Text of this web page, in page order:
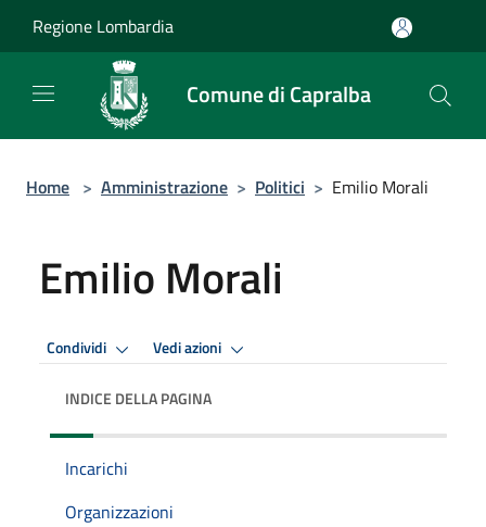
Regione Lombardia
Comune di Capralba
Home > Amministrazione > Politici > Emilio Morali
Emilio Morali
Condividi Vedi azioni
INDICE DELLA PAGINA
Incarichi
Organizzazioni